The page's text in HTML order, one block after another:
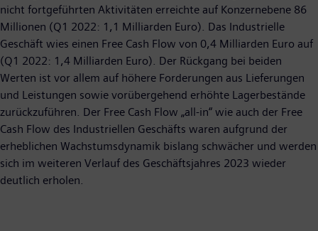
nicht fortgeführten Aktivitäten erreichte auf Konzernebene 86
Millionen (Q1 2022: 1,1 Milliarden Euro). Das Industrielle
Geschäft wies einen Free Cash Flow von 0,4 Milliarden Euro auf
(Q1 2022: 1,4 Milliarden Euro). Der Rückgang bei beiden
Werten ist vor allem auf höhere Forderungen aus Lieferungen
und Leistungen sowie vorübergehend erhöhte Lagerbestände
zurückzuführen. Der Free Cash Flow „all-in“ wie auch der Free
Cash Flow des Industriellen Geschäfts waren aufgrund der
erheblichen Wachstumsdynamik bislang schwächer und werden
sich im weiteren Verlauf des Geschäftsjahres 2023 wieder
deutlich erholen.